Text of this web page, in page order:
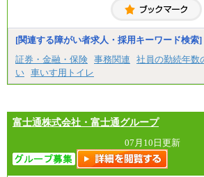
⑱月給212,000円以上
以上
⑳月給205,000円以上
㉑月給185,000 円以上
㉒月給185,000 円以上
㉓月給224,500円以上
※全コース共通※ 能力・経
固定残業／なし 試用期間／
[関連する障がい者求人・採用キーワード検索]
証券・金融・保険 事務関連 社員の勤続年数
い 車いす用トイレ
富士通株式会社・富士通グループ
07月10日更新